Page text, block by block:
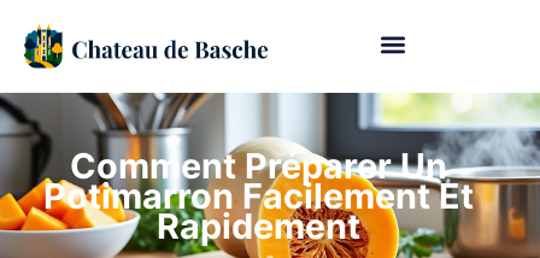
Comment Préparer Un
Potimarron Facilement Et
Rapidement